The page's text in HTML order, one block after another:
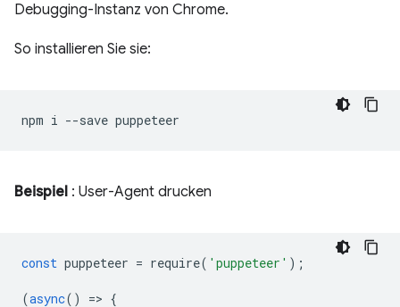
Debugging-Instanz von Chrome.
So installieren Sie sie:
npm i --save
Beispiel : User-Agent drucken
const puppeteer = require( 'puppeteer' );
(async() => {